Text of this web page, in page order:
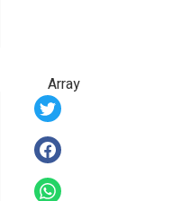
Array